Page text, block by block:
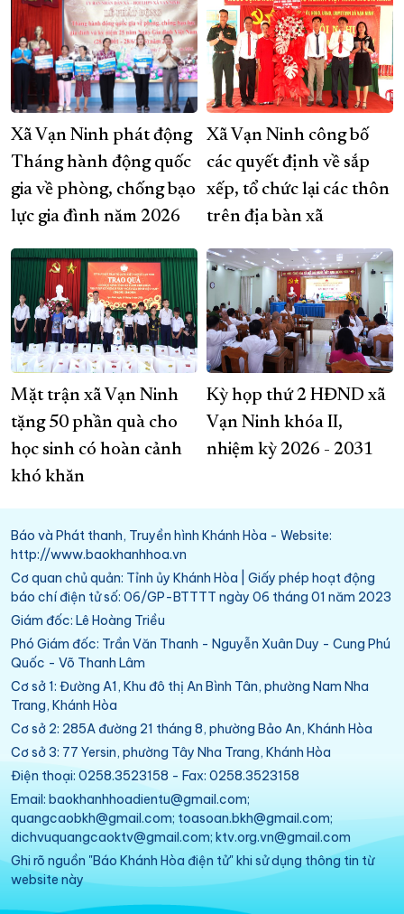
Xã Vạn Ninh phát động
Tháng hành động quốc
gia về phòng, chống bạo
lực gia đình năm 2026
Xã Vạn Ninh công bố
các quyết định về sắp
xếp, tổ chức lại các thôn
trên địa bàn xã
Mặt trận xã Vạn Ninh
tặng 50 phần quà cho
học sinh có hoàn cảnh
khó khăn
Kỳ họp thứ 2 HĐND xã
Vạn Ninh khóa II,
nhiệm kỳ 2026 - 2031
Báo và Phát thanh, Truyền hình Khánh Hòa - Website:
http://www.baokhanhhoa.vn
Cơ quan chủ quản: Tỉnh ủy Khánh Hòa | Giấy phép hoạt động
báo chí điện tử số: 06/GP-BTTTT ngày 06 tháng 01 năm 2023
Giám đốc: Lê Hoàng Triều
Phó Giám đốc: Trần Văn Thanh - Nguyễn Xuân Duy - Cung Phú
Quốc - Võ Thanh Lâm
Cơ sở 1: Đường A1, Khu đô thị An Bình Tân, phường Nam Nha
Trang, Khánh Hòa
Cơ sở 2: 285A đường 21 tháng 8, phường Bảo An, Khánh Hòa
Cơ sở 3: 77 Yersin, phường Tây Nha Trang, Khánh Hòa
Điện thoại: 0258.3523158 - Fax: 0258.3523158
Email: baokhanhhoadientu@gmail.com;
quangcaobkh@gmail.com; toasoan.bkh@gmail.com;
dichvuquangcaoktv@gmail.com; ktv.org.vn@gmail.com
Ghi rõ nguồn "Báo Khánh Hòa điện tử" khi sử dụng thông tin từ
website này